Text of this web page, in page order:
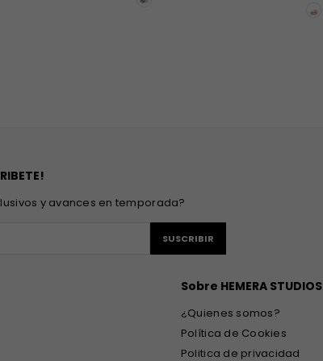
y avances en temporada?
SUSCRIBIR
Sobre HEMERA STUDIOS
¿Quienes somos?
Política de Cookies
Politica de privacidad